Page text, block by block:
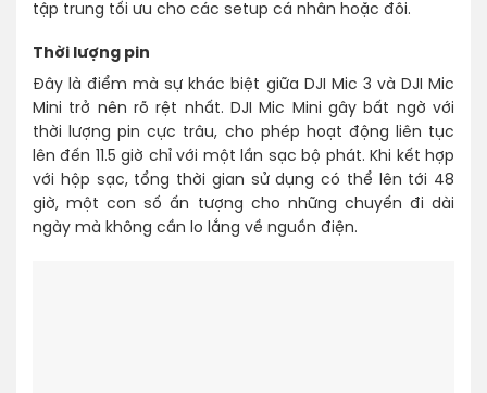
tập trung tối ưu cho các setup cá nhân hoặc đôi.
Thời lượng pin
Đây là điểm mà sự khác biệt giữa DJI Mic 3 và DJI Mic
Mini trở nên rõ rệt nhất. DJI Mic Mini gây bất ngờ với
thời lượng pin cực trâu, cho phép hoạt động liên tục
lên đến 11.5 giờ chỉ với một lần sạc bộ phát. Khi kết hợp
với hộp sạc, tổng thời gian sử dụng có thể lên tới 48
giờ, một con số ấn tượng cho những chuyến đi dài
ngày mà không cần lo lắng về nguồn điện.